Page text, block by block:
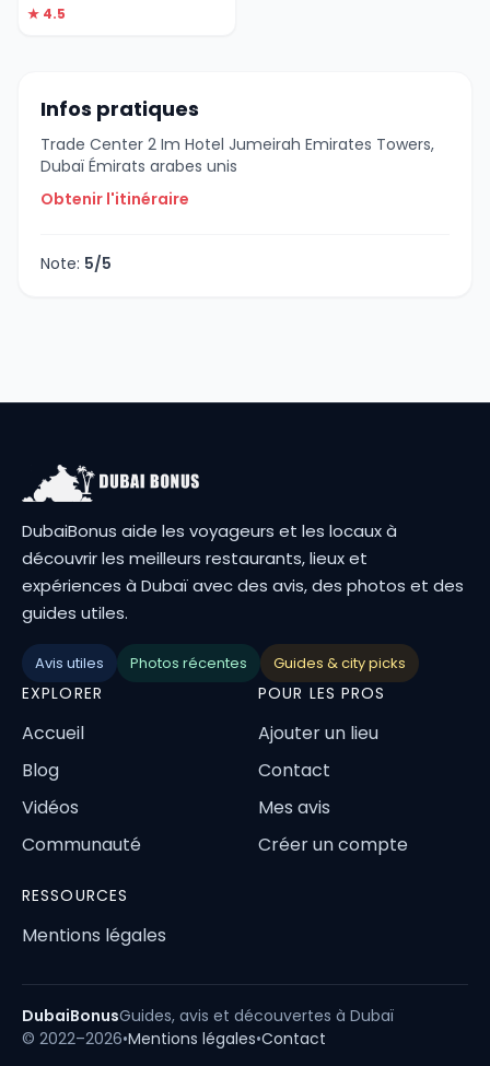
★ 4.5
Infos pratiques
Trade Center 2 Im Hotel Jumeirah Emirates Towers,
Dubaï Émirats arabes unis
Obtenir l'itinéraire
Note: 5/5
DubaiBonus aide les voyageurs et les locaux à
découvrir les meilleurs restaurants, lieux et
expériences à Dubaï avec des avis, des photos et des
guides utiles.
Avis utiles Photos récentes Guides & city picks
EXPLORER
Accueil
Blog
Vidéos
Communauté
POUR LES PROS
Ajouter un lieu
Contact
Mes avis
Créer un compte
RESSOURCES
Mentions légales
DubaiBonusGuides, avis et découvertes à Dubaï
© 2022–2026•Mentions légales•Contact